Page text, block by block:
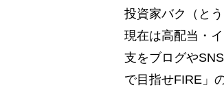
投資家バク（と
現在は高配当・
支をブログや
で目指せFIRE」